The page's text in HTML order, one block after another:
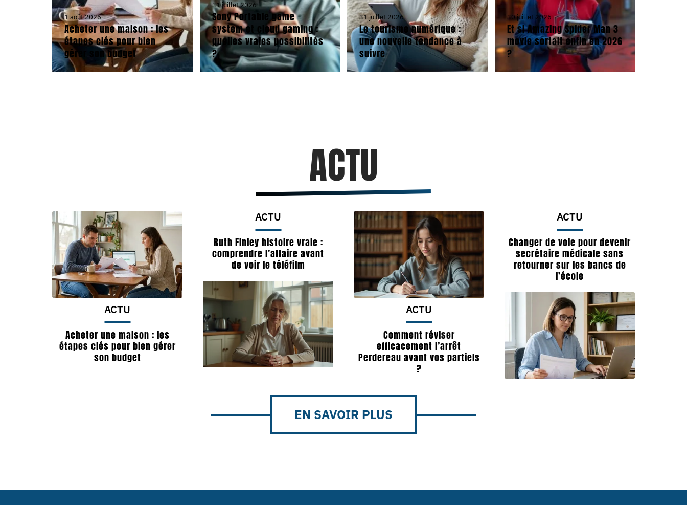
1 août 2026
Acheter une maison : les
étapes clés pour bien
gérer son budget
31 juillet 2026
Sony Portable game
system et cloud gaming :
quelles vraies possibilités
?
31 juillet 2026
Le tourisme numérique :
une nouvelle tendance à
suivre
30 juillet 2026
Et si Amazing Spider Man 3
movie sortait enfin en 2026
?
ACTU
ACTU
Acheter une maison : les
étapes clés pour bien gérer
son budget
ACTU
Ruth Finley histoire vraie :
comprendre l’affaire avant
de voir le téléfilm
ACTU
Comment réviser
efficacement l’arrêt
Perdereau avant vos partiels
?
ACTU
Changer de voie pour devenir
secrétaire médicale sans
retourner sur les bancs de
l’école
EN SAVOIR PLUS